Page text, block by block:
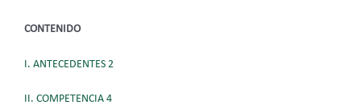
CONTENIDO
I. ANTECEDENTES 2
II. COMPETENCIA 4